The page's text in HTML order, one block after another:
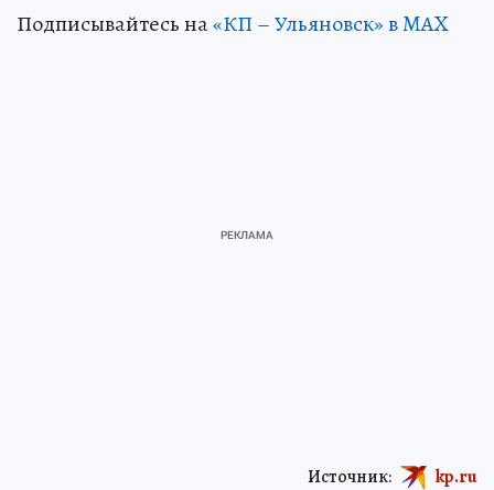
Подписывайтесь на«КП – Ульяновск» в MAX
Источник: kp.ru